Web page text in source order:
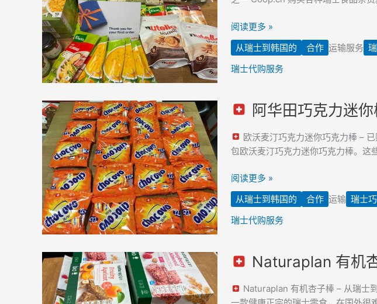
往
韩
国
杂
货
–
购
超
并
转
至
韩
国
阅读更多 »
从瑞士到韩国的
合作 运输服务
瑞士代购服务
阿华田巧克力迷
欧沃麦汀巧克力迷你巧克力棒 –
包欧沃麦汀巧克力迷你巧克力棒。这
华
田
克
力
迷
你
已
购
阅读更多 »
从瑞士到韩国的
合作 运输 瑞士
瑞士代购服务
Naturaplan 有机
Naturaplan 有机杏子棒 – 从瑞士
有
机